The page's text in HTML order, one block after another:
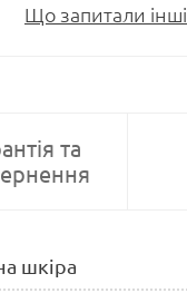
Що запитали інші
та
шкіра